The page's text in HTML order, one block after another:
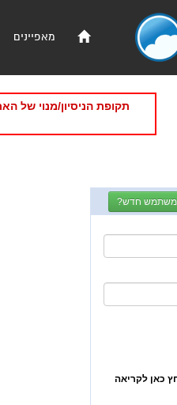
מאפיינים
תקופת הניסיון/מנוי